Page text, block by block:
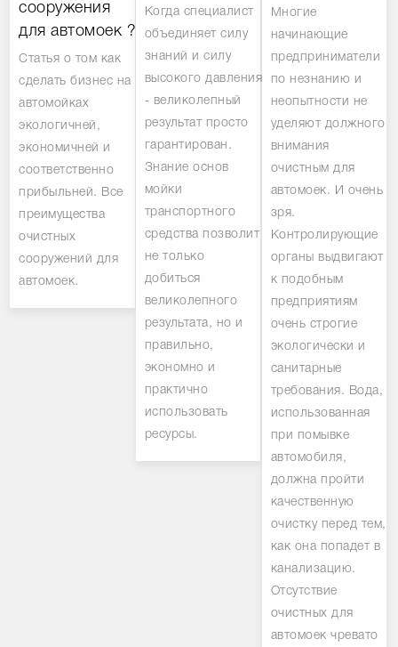
сооружения
для автомоек ?
Статья о том как
сделать бизнес на
автомойках
экологичней,
экономичней и
соответственно
прибыльней. Все
преимущества
очистных
сооружений для
автомоек.
Когда специалист
объединяет силу
знаний и силу
высокого давления
- великолепный
результат просто
гарантирован.
Знание основ
мойки
транспортного
средства позволит
не только
добиться
великолепного
результата, но и
правильно,
экономно и
практично
использовать
ресурсы.
Многие
начинающие
предприниматели
по незнанию и
неопытности не
уделяют должного
внимания
очистным для
автомоек. И очень
зря.
Контролирующие
органы выдвигают
к подобным
предприятиям
очень строгие
экологически и
санитарные
требования. Вода,
использованная
при помывке
автомобиля,
должна пройти
качественную
очистку перед тем,
как она попадет в
канализацию.
Отсутствие
очистных для
автомоек чревато